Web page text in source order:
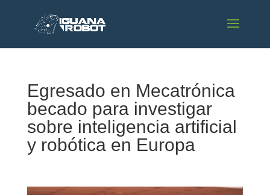
Egresado en Mecatrónica
becado para investigar
sobre inteligencia artificial
y robótica en Europa